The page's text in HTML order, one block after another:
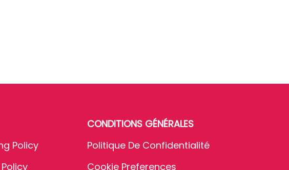
Policy
CONDITIONS GÉNÉRALES
Politique De Confidentialité
Cookie Preferences